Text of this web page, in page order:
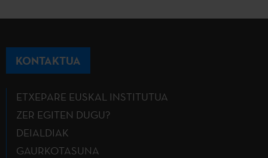
KONTAKTUA
ETXEPARE EUSKAL INSTITUTUA
ZER EGITEN DUGU?
DEIALDIAK
GAURKOTASUNA